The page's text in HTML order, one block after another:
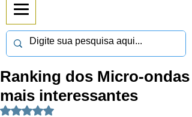
Ranking dos Micro-ondas
mais interessantes
Avaliado com NaN de 5 estrelas.